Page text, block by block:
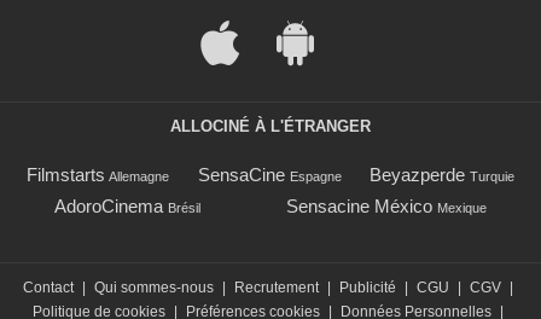
ALLOCINÉ À L'ÉTRANGER
Filmstarts Allemagne SensaCine Espagne Beyazperde Turquie
AdoroCinema Brésil Sensacine México Mexique
Contact Qui sommes-nous Recrutement Publicité CGU CGV
Politique de cookies
Préférences cookies Données Personnelles